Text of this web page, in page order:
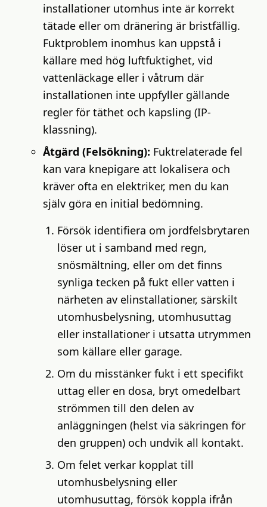
installationer utomhus inte är korrekt
tätade eller om dränering är bristfällig.
Fuktproblem inomhus kan uppstå i
källare med hög luftfuktighet, vid
vattenläckage eller i våtrum där
installationen inte uppfyller gällande
regler för täthet och kapsling (IP-
klassning).
Åtgärd (Felsökning): Fuktrelaterade fel
kan vara knepigare att lokalisera och
kräver ofta en elektriker, men du kan
själv göra en initial bedömning.
Försök identifiera om jordfelsbrytaren
löser ut i samband med regn,
snösmältning, eller om det finns
synliga tecken på fukt eller vatten i
närheten av elinstallationer, särskilt
utomhusbelysning, utomhusuttag
eller installationer i utsatta utrymmen
som källare eller garage.
Om du misstänker fukt i ett specifikt
uttag eller en dosa, bryt omedelbart
strömmen till den delen av
anläggningen (helst via säkringen för
den gruppen) och undvik all kontakt.
Om felet verkar kopplat till
utomhusbelysning eller
utomhusuttag, försök koppla ifrån